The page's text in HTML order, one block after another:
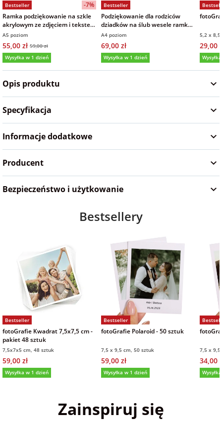
na wieczór
kawalerski
Bestseller
-7%
Ramka podziękowanie na szkle
akrylowym ze zdjęciem i tekstem
15x21 cm
A5 poziom
55,00 zł 59,00 zł
Wysyłka w 1 dzień
Bestseller
Podziękowanie dla rodziców
dziadków na ślub wesele ramka
zdjęcie na szkle akrylowym
21x30 cm
A4 poziom
69,00 zł
Wysyłka w 1 dzień
5,2 x
29,00
Opis produktu
Specyfikacja
Informacje dodatkowe
Producent
Bezpieczeństwo i użytkowanie
Bestsellery
Bestseller
fotoGrafie Kwadrat 7,5x7,5 cm -
pakiet 48 sztuk
7,5x7x5 cm, 48 sztuk
59,00 zł
Wysyłka w 1 dzień
Bestseller
fotoGrafie Polaroid - 50 sztuk
7,5 x 9,5 cm, 50 sztuk
59,00 zł
Wysyłka w 1 dzień
7,5 x
34,00
Zainspiruj się